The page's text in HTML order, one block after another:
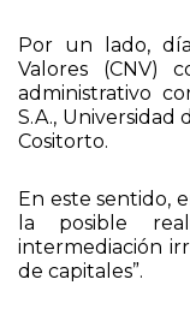
Por un lado,
Valores (CNV)
administrativo
S.A., Universidad
Cositorto.
En este sentido,
la posible
intermediación
de capitales”.